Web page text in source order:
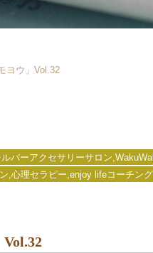
ヨウ」Vol.32
バーアクセサリーサロン
,心理セラピー,enjoy lifeコーチン